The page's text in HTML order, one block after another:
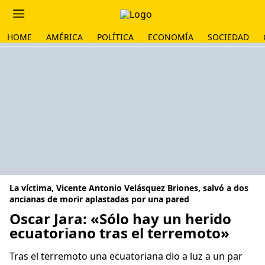
HOME AMÉRICA POLÍTICA ECONOMÍA SOCIEDAD
La víctima, Vicente Antonio Velásquez Briones, salvó a dos
ancianas de morir aplastadas por una pared
Oscar Jara: «Sólo hay un herido
ecuatoriano tras el terremoto»
Tras el terremoto una ecuatoriana dio a luz a un par